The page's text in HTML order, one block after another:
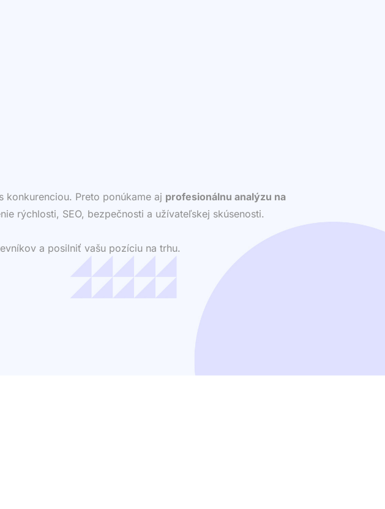
Preto ponúkame aj profesionálnu analýzu na
rýchlosti, SEO, bezpečnosti a užívateľskej skúsenosti.
a posilniť vašu pozíciu na trhu.